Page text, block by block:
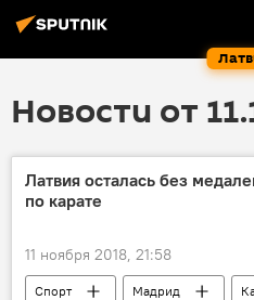
Новости от
Латвия осталась без
по карате
11 ноября 2018, 21:58
Спорт Мадрид